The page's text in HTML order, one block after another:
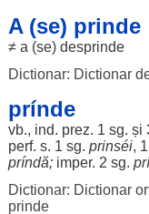
A (se) prinde
≠ a (se) desprinde
Dictionar: Dictionar
prínde
vb., ind. prez. 1 sg. și
perf. s. 1 sg. prinséi,
príndă;imper. 2 sg.
Dictionar: Dictionar
prinde